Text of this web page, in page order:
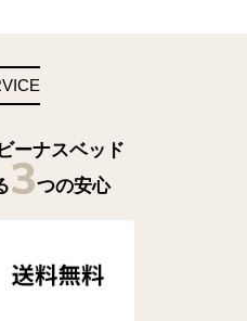
ーナスベッド
3つの安心